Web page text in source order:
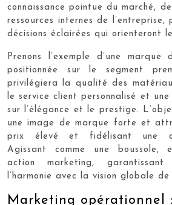
connaissance pointue du marché,
ressources internes de
décisions éclairées qui orienteront
Prenons l’exemple d’une
positionnée sur le segment
privilégiera la qualité des
le service client personnalisé et une
sur l’élégance et le prestige.
une image de marque forte et
prix élevé et fidélisant une
Agissant comme une boussole,
action marketing,
l’harmonie avec la vision globale de
Marketing opérationnel